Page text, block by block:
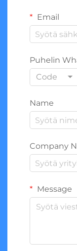
Email
Puhelin
Code
Name
Company
Message